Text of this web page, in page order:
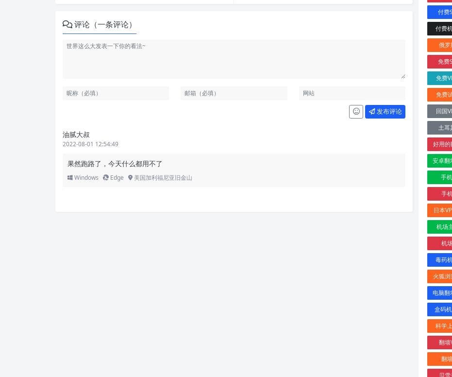
评论（一条评论）
发布评论
油腻大叔
2022-08-01 12:54:49
果然跑路了，今天什么都用不了
Windows Edge 美国加利福尼亚旧金山
付费
付费
俄罗
免费
免费
免费
回国
土耳
好用的
安卓翻
手
手
日本
机场
机
毒药
火狐浏
电脑翻
盒码
科学
翻墙
翻
贝